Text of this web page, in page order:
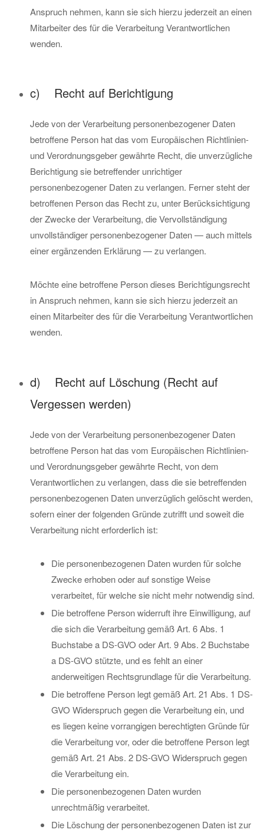
Anspruch nehmen, kann sie sich hierzu jederzeit an einen
Mitarbeiter des für die Verarbeitung Verantwortlichen
wenden.
c) Recht auf Berichtigung
Jede von der Verarbeitung personenbezogener Daten
betroffene Person hat das vom Europäischen Richtlinien-
und Verordnungsgeber gewährte Recht, die unverzügliche
Berichtigung sie betreffender unrichtiger
personenbezogener Daten zu verlangen. Ferner steht der
betroffenen Person das Recht zu, unter Berücksichtigung
der Zwecke der Verarbeitung, die Vervollständigung
unvollständiger personenbezogener Daten — auch mittels
einer ergänzenden Erklärung — zu verlangen.
Möchte eine betroffene Person dieses Berichtigungsrecht
in Anspruch nehmen, kann sie sich hierzu jederzeit an
einen Mitarbeiter des für die Verarbeitung Verantwortlichen
wenden.
d) Recht auf Löschung (Recht auf
Vergessen werden)
Jede von der Verarbeitung personenbezogener Daten
betroffene Person hat das vom Europäischen Richtlinien-
und Verordnungsgeber gewährte Recht, von dem
Verantwortlichen zu verlangen, dass die sie betreffenden
personenbezogenen Daten unverzüglich gelöscht werden,
sofern einer der folgenden Gründe zutrifft und soweit die
Verarbeitung nicht erforderlich ist:
Die personenbezogenen Daten wurden für solche
Zwecke erhoben oder auf sonstige Weise
verarbeitet, für welche sie nicht mehr notwendig sind.
Die betroffene Person widerruft ihre Einwilligung, auf
die sich die Verarbeitung gemäß Art. 6 Abs. 1
Buchstabe a DS-GVO oder Art. 9 Abs. 2 Buchstabe
a DS-GVO stützte, und es fehlt an einer
anderweitigen Rechtsgrundlage für die Verarbeitung.
Die betroffene Person legt gemäß Art. 21 Abs. 1 DS-
GVO Widerspruch gegen die Verarbeitung ein, und
es liegen keine vorrangigen berechtigten Gründe für
die Verarbeitung vor, oder die betroffene Person legt
gemäß Art. 21 Abs. 2 DS-GVO Widerspruch gegen
die Verarbeitung ein.
Die personenbezogenen Daten wurden
unrechtmäßig verarbeitet.
Die Löschung der personenbezogenen Daten ist zur